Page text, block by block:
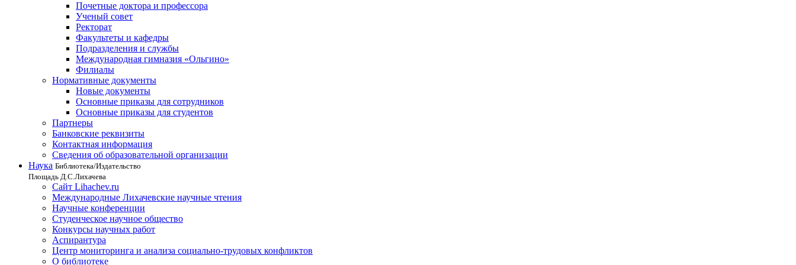
Почетные доктора и профессора
Ученый совет
Ректорат
Факультеты и кафедры
Подразделения и службы
Международная гимназия «Ольгино»
Филиалы
Нормативные документы
Новые документы
Основные приказы для сотрудников
Основные приказы для студентов
Партнеры
Банковские реквизиты
Контактная информация
Сведения об образовательной организации
Наука Библиотека/Издательство
Площадь Д.С.Лихачева
Сайт Lihachev.ru
Международные Лихачевские научные чтения
Научные конференции
Студенческое научное общество
Конкурсы научных работ
Аспирантура
Центр мониторинга и анализа социально-трудовых конфликтов
О библиотеке